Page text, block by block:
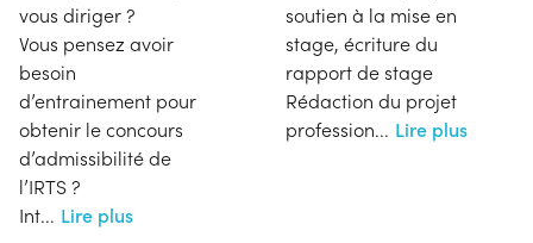
vous diriger ?
Vous pensez avoir
besoin
d’entrainement pour
obtenir le concours
d’admissibilité de
l’IRTS ?
Int... Lire plus
soutien à la mise en
stage, écriture du
rapport de stage
Rédaction du projet
profession... Lire plus